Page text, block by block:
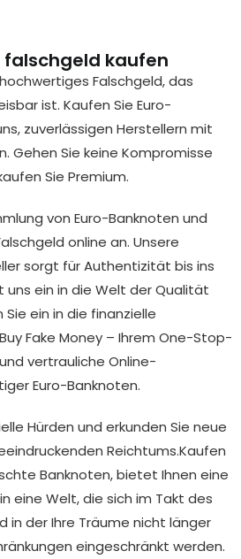
falschgeld kaufen
Falschgeld, das
ist. Kaufen Sie Euro-
zuverlässigen Herstellern mit
Gehen Sie keine Kompromisse
Sie Premium.
von Euro-Banknoten und
online an. Unsere
sorgt für Authentizität bis ins
uns ein in die Welt der Qualität
Sie ein in die finanzielle
Fake Money – Ihrem One-Stop-
vertrauliche Online-
Euro-Banknoten.
Hürden und erkunden Sie neue
Reichtums.Kaufen
Banknoten, bietet Ihnen eine
eine Welt, die sich im Takt des
in der Ihre Träume nicht länger
eingeschränkt werden.